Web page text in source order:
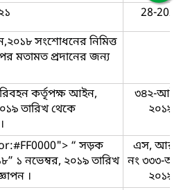
28-2021
সংশোধনের নিমিত্ত
মতামত প্রদানের জন্য
কর্তৃপক্ষ আইন,
তারিখ থেকে
৩৪২-
২০১৯
“ সড়ক
১ নভেম্বর, ২০১৯ তারিখ
।
এস, আর,
নং ৩৩৩-
২০১৯